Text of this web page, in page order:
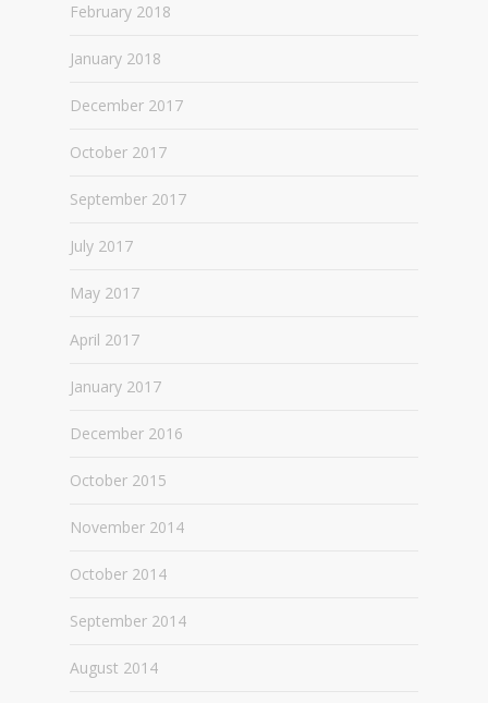
February 2018
January 2018
December 2017
October 2017
September 2017
July 2017
May 2017
April 2017
January 2017
December 2016
October 2015
November 2014
October 2014
September 2014
August 2014